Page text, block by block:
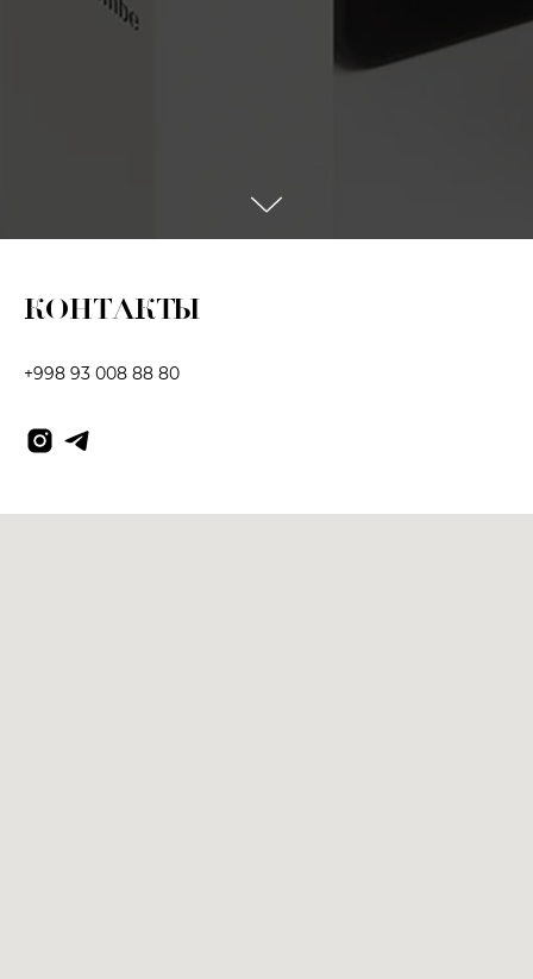
КОНТАКТЫ
+998 93 008 88 80